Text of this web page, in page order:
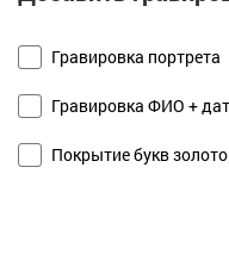
Гравировка портрета
Гравировка ФИО +
Покрытие букв